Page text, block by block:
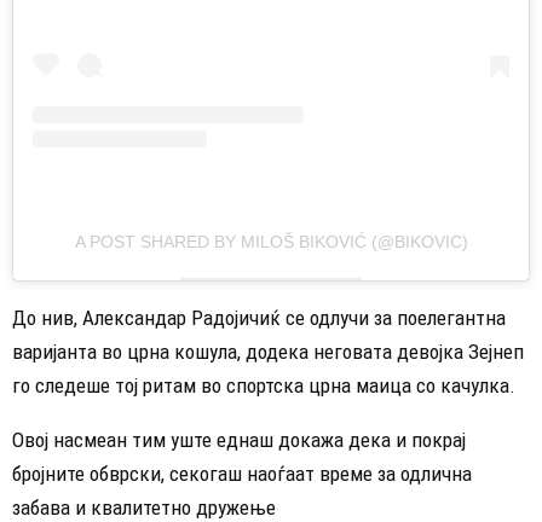
A POST SHARED BY MILOŠ BIKOVIĆ (@BIKOVIC)
До нив, Александар Радојичиќ се одлучи за поелегантна
варијанта во црна кошула, додека неговата девојка Зејнеп
го следеше тој ритам во спортска црна маица со качулка.
Овој насмеан тим уште еднаш докажа дека и покрај
бројните обврски, секогаш наоѓаат време за одлична
забава и квалитетно дружење